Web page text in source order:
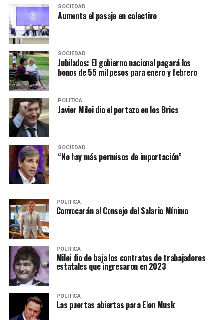
SOCIEDAD
Aumenta el pasaje en colectivo
SOCIEDAD
Jubilados: El gobierno nacional pagará los
bonos de 55 mil pesos para enero y febrero
POLITICA
Javier Milei dio el portazo en los Brics
SOCIEDAD
“No hay más permisos de importación”
POLITICA
Convocarán al Consejo del Salario Mínimo
POLITICA
Milei dio de baja los contratos de trabajadores
estatales que ingresaron en 2023
POLITICA
Las puertas abiertas para Elon Musk